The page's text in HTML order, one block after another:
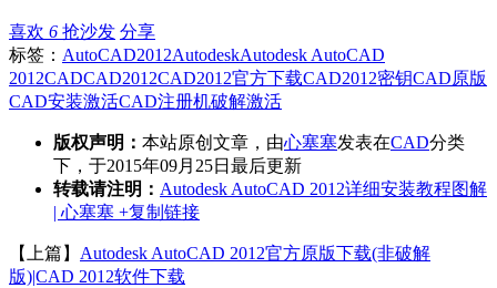
喜欢 6 抢沙发 分享
标签： AutoCAD2012AutodeskAutodesk AutoCAD
2012CADCAD2012CAD2012官方下载CAD2012密钥CAD原版
CAD安装激活CAD注册机破解激活
版权声明： 本站原创文章，由心塞塞发表在CAD分类
下，于2015年09月25日最后更新
转载请注明： Autodesk AutoCAD 2012详细安装教程图解
| 心塞塞 +复制链接
【上篇】 Autodesk AutoCAD 2012官方原版下载(非破解
版)|CAD 2012软件下载